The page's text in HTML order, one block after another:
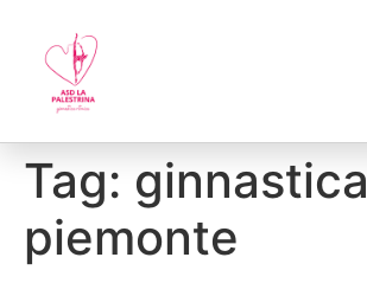
Tag: ginnastica
piemonte